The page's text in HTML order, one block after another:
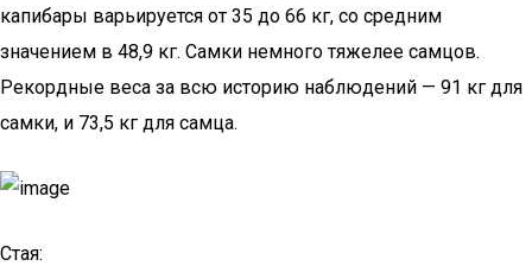
капибары варьируется от 35 до 66 кг, со средним
значением в 48,9 кг. Самки немного тяжелее самцов.
Рекордные веса за всю историю наблюдений — 91 кг для
самки, и 73,5 кг для самца.
Стая: